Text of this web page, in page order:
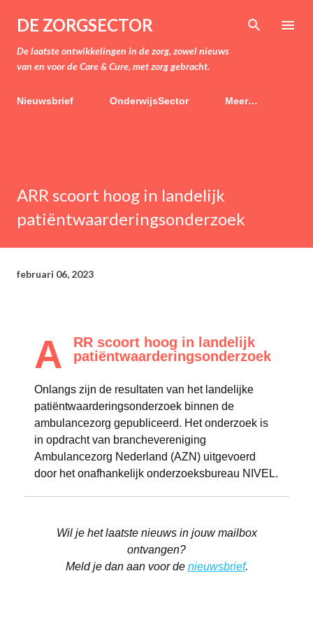
Doorgaan naar hoofdcontent
DE ZORGSECTOR
De laatste ontwikkelingen in de zorg, zowel nieuws
van en voor de Care & Cure, met zorg gebracht.
Nieuwsbrief OnderwijsSector Meer…
ARR scoort hoog in landelijk
patiëntwaarderingsonderzoek
februari 06, 2023
A
RR scoort hoog in landelijk
patiëntwaarderingsonderzoek
Onlangs zijn de resultaten van het landelijke
patiëntwaarderingsonderzoek binnen de
ambulancezorg gepubliceerd. Het onderzoek is
in opdracht van branchevereniging
Ambulancezorg Nederland (AZN) uitgevoerd
door het onafhankelijk onderzoeksbureau NIVEL.
Wil je het laatste nieuws in jouw mailbox
ontvangen?
Meld je dan aan voor de nieuwsbrief.